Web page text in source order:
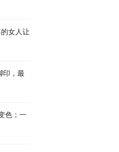
女人让
印，最
色；一